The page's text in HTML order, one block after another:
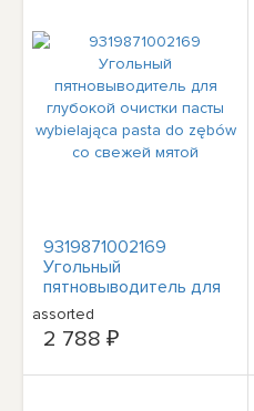
9319871002169
Угольный
пятновыводитель для
глубокой очистки
пасты wybielająca
pasta do zębów со
assorted
2 788 ₽